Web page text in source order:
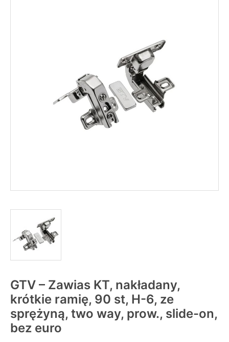
GTV – Zawias KT, nakładany,
krótkie ramię, 90 st, H-6, ze
sprężyną, two way, prow., slide-on,
bez euro